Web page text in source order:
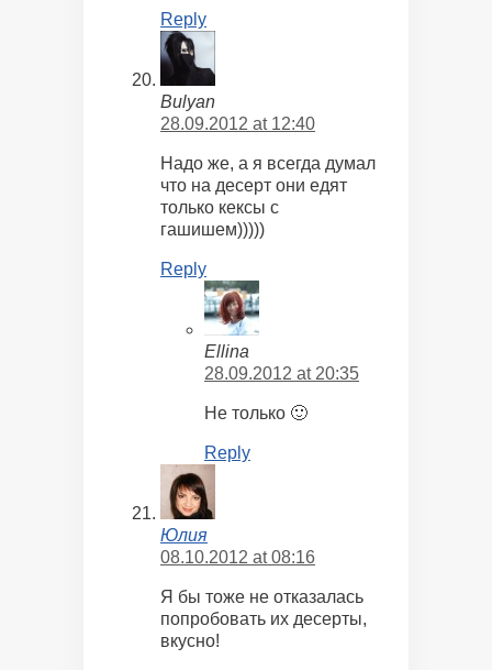
Reply
Bulyan
28.09.2012 at 12:40
Надо же, а я всегда думал
что на десерт они едят
только кексы с
гашишем)))))
Reply
Ellina
28.09.2012 at 20:35
Не только 🙂
Reply
Юлия
08.10.2012 at 08:16
Я бы тоже не отказалась
попробовать их десерты,
вкусно!